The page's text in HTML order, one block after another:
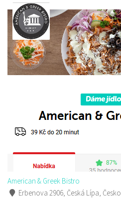
American & Greek Bistro
Erbenova 2906, Česká Lípa, Česko